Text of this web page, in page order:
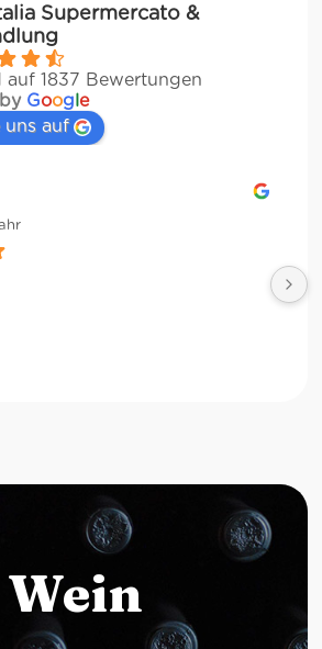
Supermercato &
auf 1837 Bewertungen
Google
uns auf
Wein